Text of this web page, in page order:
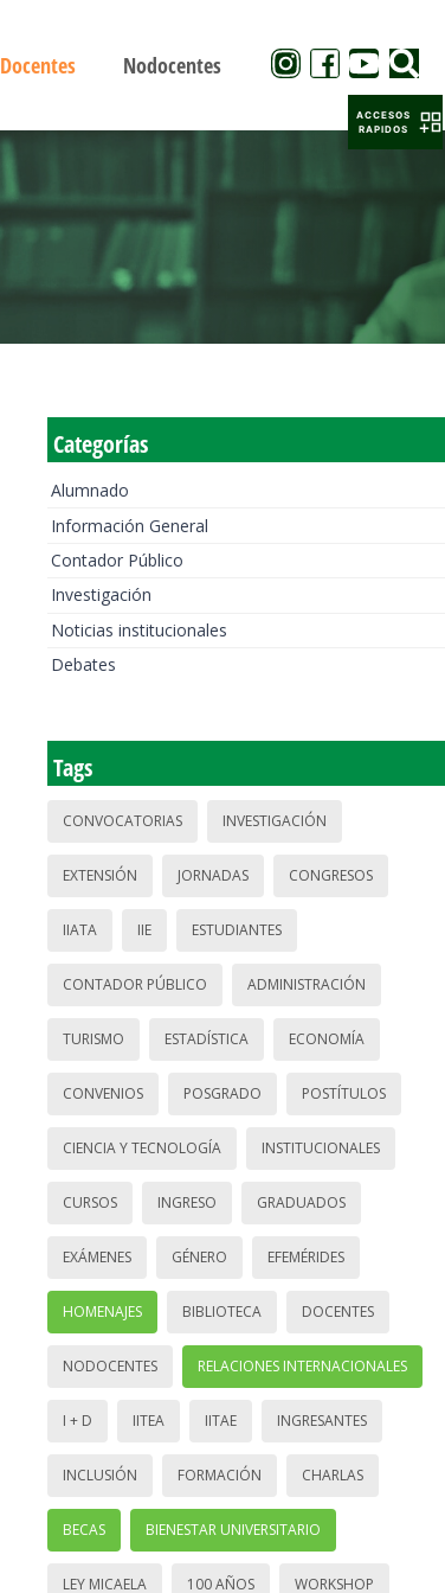
Docentes Nodocentes
Categorías
Alumnado
Información General
Contador Público
Investigación
Noticias institucionales
Debates
Tags
CONVOCATORIAS INVESTIGACIÓN
EXTENSIÓN JORNADAS CONGRESOS
IIATA IIE ESTUDIANTES
CONTADOR PÚBLICO ADMINISTRACIÓN
TURISMO ESTADÍSTICA ECONOMÍA
CONVENIOS POSGRADO POSTÍTULOS
CIENCIA Y TECNOLOGÍA INSTITUCIONALES
CURSOS INGRESO GRADUADOS
EXÁMENES GÉNERO EFEMÉRIDES
HOMENAJES BIBLIOTECA DOCENTES
NODOCENTES RELACIONES INTERNACIONALES
I + D IITEA IITAE INGRESANTES
INCLUSIÓN FORMACIÓN CHARLAS
BECAS BIENESTAR UNIVERSITARIO
LEY MICAELA 100 AÑOS WORKSHOP
ACCESOS
RAPIDOS